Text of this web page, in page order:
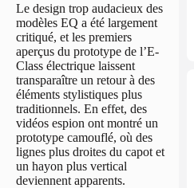
Le design trop audacieux des
modèles EQ a été largement
critiqué, et les premiers
aperçus du prototype de l’E-
Class électrique laissent
transparaître un retour à des
éléments stylistiques plus
traditionnels. En effet, des
vidéos espion ont montré un
prototype camouflé, où des
lignes plus droites du capot et
un hayon plus vertical
deviennent apparents.